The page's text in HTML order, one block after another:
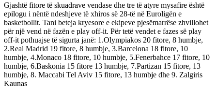
Gjashtë fitore të skuadrave vendase dhe tre të atyre mysafire është
epilogu i nëntë ndeshjeve të xhiros së 28-të në Euroligën e
basketbollit. Tani beteja kryesore e ekipeve pjesëmarrëse zhvillohet
për një vend në fazën e play off-it. Për tetë vendet e fazes së play
off-it pothuajse të sigurta janë: 1.Olympiakos 20 fitore, 8 humbje,
2.Real Madrid 19 fitore, 8 humbje, 3.Barcelona 18 fitore, 10
humbje, 4.Monaco 18 fitore, 10 humbje, 5.Fenerbahce 17 fitore, 10
humbje, 6.Baskonia 15 fitore 13 humbje, 7.Partizan 15 fitore, 13
humbje, 8. Maccabi Tel Aviv 15 fitore, 13 humbje dhe 9. Zalgiris
Kaunas